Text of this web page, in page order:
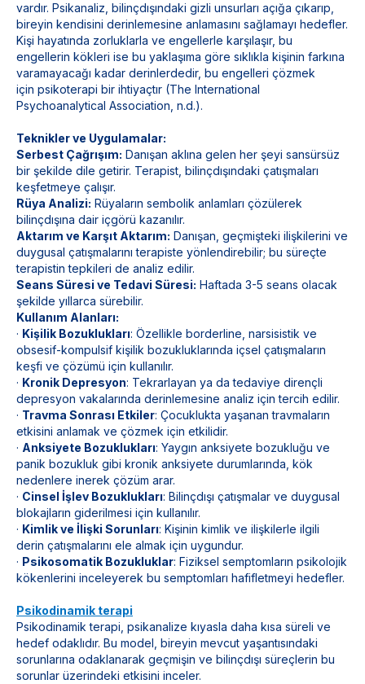
vardır. Psikanaliz, bilinçdışındaki gizli unsurları açığa çıkarıp,
bireyin kendisini derinlemesine anlamasını sağlamayı hedefler.
Kişi hayatında zorluklarla ve engellerle karşılaşır, bu
engellerin kökleri ise bu yaklaşıma göre sıklıkla kişinin farkına
varamayacağı kadar derinlerdedir, bu engelleri çözmek
için psikoterapi bir ihtiyaçtır (The International
Psychoanalytical Association, n.d.).
Teknikler ve Uygulamalar:
Serbest Çağrışım: Danışan aklına gelen her şeyi sansürsüz
bir şekilde dile getirir. Terapist, bilinçdışındaki çatışmaları
keşfetmeye çalışır.
Rüya Analizi: Rüyaların sembolik anlamları çözülerek
bilinçdışına dair içgörü kazanılır.
Aktarım ve Karşıt Aktarım: Danışan, geçmişteki ilişkilerini ve
duygusal çatışmalarını terapiste yönlendirebilir; bu süreçte
terapistin tepkileri de analiz edilir.
Seans Süresi ve Tedavi Süresi: Haftada 3-5 seans olacak
şekilde yıllarca sürebilir.
Kullanım Alanları:
· Kişilik Bozuklukları: Özellikle borderline, narsisistik ve
obsesif-kompulsif kişilik bozukluklarında içsel çatışmaların
keşfi ve çözümü için kullanılır.
· Kronik Depresyon: Tekrarlayan ya da tedaviye dirençli
depresyon vakalarında derinlemesine analiz için tercih edilir.
· Travma Sonrası Etkiler: Çocuklukta yaşanan travmaların
etkisini anlamak ve çözmek için etkilidir.
· Anksiyete Bozuklukları: Yaygın anksiyete bozukluğu ve
panik bozukluk gibi kronik anksiyete durumlarında, kök
nedenlere inerek çözüm arar.
· Cinsel İşlev Bozuklukları: Bilinçdışı çatışmalar ve duygusal
blokajların giderilmesi için kullanılır.
· Kimlik ve İlişki Sorunları: Kişinin kimlik ve ilişkilerle ilgili
derin çatışmalarını ele almak için uygundur.
· Psikosomatik Bozukluklar: Fiziksel semptomların psikolojik
kökenlerini inceleyerek bu semptomları hafifletmeyi hedefler.
Psikodinamik terapi
Psikodinamik terapi, psikanalize kıyasla daha kısa süreli ve
hedef odaklıdır. Bu model, bireyin mevcut yaşantısındaki
sorunlarına odaklanarak geçmişin ve bilinçdışı süreçlerin bu
sorunlar üzerindeki etkisini inceler.